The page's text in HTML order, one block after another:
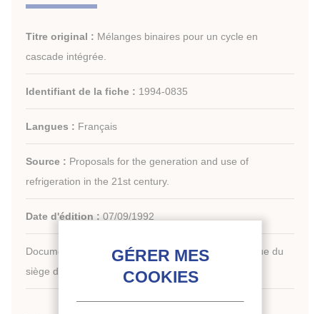
Titre original : Mélanges binaires pour un cycle en
cascade intégrée.
Identifiant de la fiche : 1994-0835
Langues : Français
Source : Proposals for the generation and use of
refrigeration in the 21st century.
Date d'édition : 07/09/1992
Document disponible en consultation à la bibliothèque du
siège de l'IIF uniquement.